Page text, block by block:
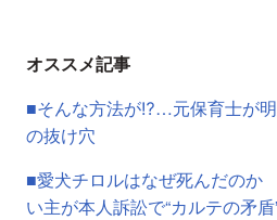
オススメ記事
■そんな方法が⁉︎…元保育士が明
の抜け穴
■愛犬チロルはなぜ死んだの
い主が本人訴訟で“カルテの矛